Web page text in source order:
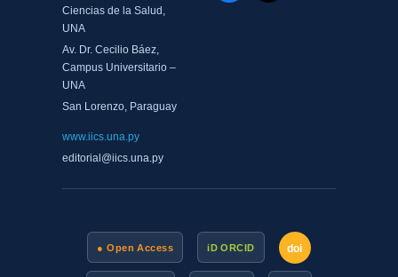
Ciencias de la Salud,
UNA
Av. Dr. Cecilio Báez,
Campus Universitario –
UNA
San Lorenzo, Paraguay
www.iics.una.py
editorial@iics.una.py
● Open Access iD ORCID doi